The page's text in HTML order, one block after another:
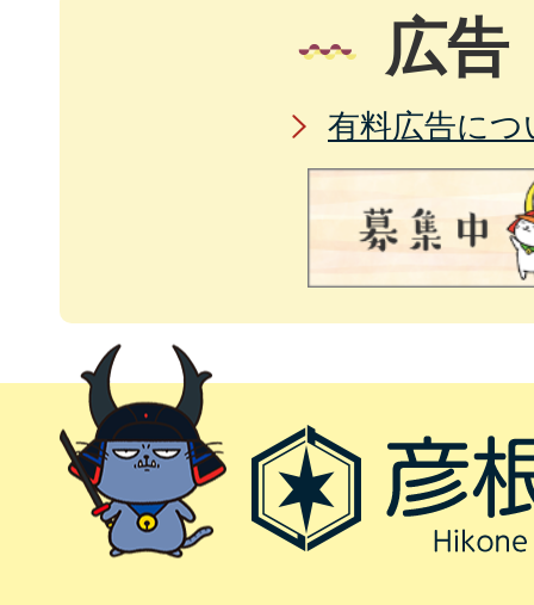
広告
有料広告につ